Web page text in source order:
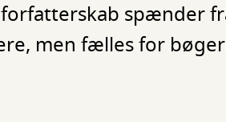
spænder
men fælles for